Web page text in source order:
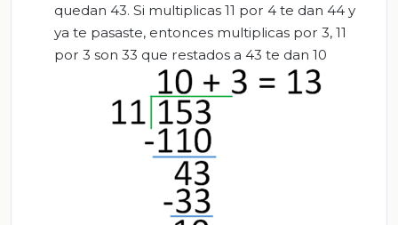
quedan 43. Si multiplicas 11 por 4 te dan 44 y
ya te pasaste, entonces multiplicas por 3, 11
por 3 son 33 que restados a 43 te dan 10